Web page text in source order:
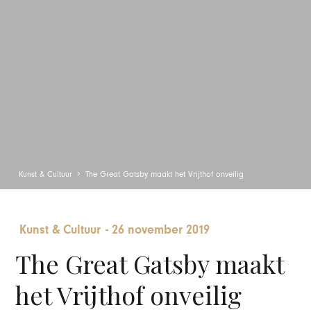
Kunst & Cultuur The Great Gatsby maakt het Vrijthof onveilig
Kunst & Cultuur -26 november 2019
The Great Gatsby maakt
het Vrijthof onveilig